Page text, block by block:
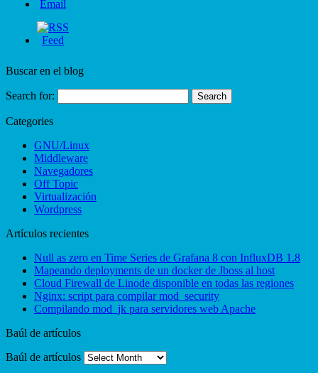
Buscar en el blog
Search for:
Categories
GNU/Linux
Middleware
Navegadores
Off Topic
Virtualización
Wordpress
Artículos recientes
Null as zero en Time Series de Grafana 8 con InfluxDB 1.8
Mapeando deployments de un docker de Jboss al host
Cloud Firewall de Linode disponible en todas las regiones
Nginx: script para compilar mod_security
Compilando mod_jk para servidores web Apache
Baúl de artículos
Baúl de artículos